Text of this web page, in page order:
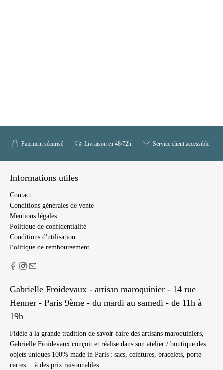
Paiement sécurisé Livraison en 48/72h Service client accessible
Informations utiles
Contact
Conditions générales de vente
Mentions légales
Politique de confidentialité
Conditions d'utilisation
Politique de remboursement
Gabrielle Froidevaux - artisan maroquinier - 14 rue
Henner - Paris 9ème - du mardi au samedi - de 11h à
19h
Fidèle à la grande tradition de savoir-faire des artisans maroquiniers,
Gabrielle Froidevaux conçoit et réalise dans son atelier / boutique des
objets uniques 100% made in Paris : sacs, ceintures, bracelets, porte-
cartes… à des prix raisonnables.